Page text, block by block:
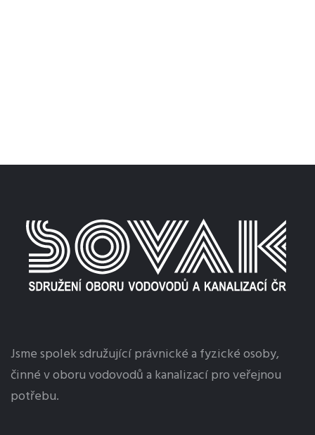
Jsme spolek sdružující právnické a fyzické osoby,
činné v oboru vodovodů a kanalizací pro veřejnou
potřebu.